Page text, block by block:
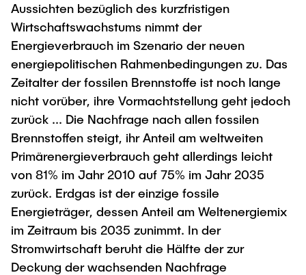
Aussichten bezüglich des kurzfristigen
Wirtschaftswachstums nimmt der
Energieverbrauch im Szenario der neuen
energiepolitischen Rahmenbedingungen zu. Das
Zeitalter der fossilen Brennstoffe ist noch lange
nicht vorüber, ihre Vormachtstellung geht jedoch
zurück ... Die Nachfrage nach allen fossilen
Brennstoffen steigt, ihr Anteil am weltweiten
Primärenergieverbrauch geht allerdings leicht
von 81% im Jahr 2010 auf 75% im Jahr 2035
zurück. Erdgas ist der einzige fossile
Energieträger, dessen Anteil am Weltenergiemix
im Zeitraum bis 2035 zunimmt. In der
Stromwirtschaft beruht die Hälfte der zur
Deckung der wachsenden Nachfrage